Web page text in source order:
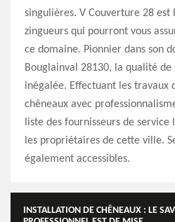
singulières. V Couverture 28 est
zingueurs qui pourront vous
ce domaine. Pionnier dans son
Bouglainval 28130, la qualité
inégalée. Effectuant les travaux
chêneaux avec
liste des fournisseurs de
les propriétaires de cette ville.
également accessibles.
INSTALLATION DE CHÊNEAUX : LE